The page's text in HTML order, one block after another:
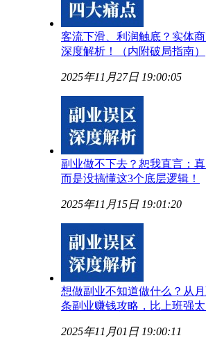
客流下滑、利润触底？实体
深度解析！（内附破局指南）
2025年11月27日 19:00:05
副业做不下去？恕我直言：
而是没搞懂这3个底层逻辑！
2025年11月15日 19:01:20
想做副业不知道做什么？从
条副业赚钱攻略，比上班强太
2025年11月01日 19:00:11